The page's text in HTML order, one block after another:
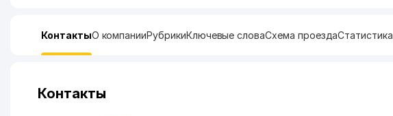
КонтактыО компанииРубрикиКлючевые словаСхема проездаСтатистика
Контакты